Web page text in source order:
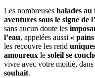
Les nombreuses balades au
aventures sous le signe de
sans aucun doute les
l’eau, appelées aussi «
les recouvre les rend
amoureux le soleil se
vivre avec votre moitié, dans
souhait.